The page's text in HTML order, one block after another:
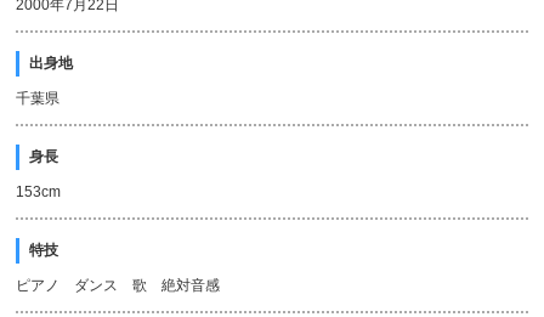
2000年7月22日
出身地
千葉県
身長
153cm
特技
ピアノ ダンス 歌 絶対音感